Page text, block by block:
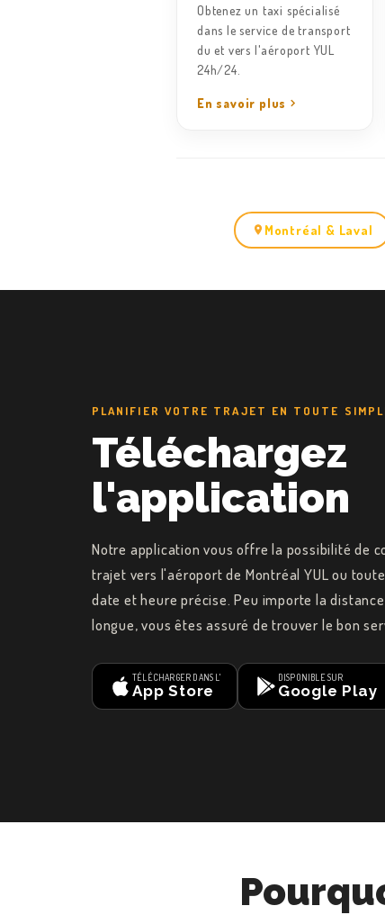
Obtenez un taxi spécialisé
dans le service de transport
du et vers l'aéroport YUL
24h/24.
En savoir plus
Montréal & Laval
PLANIFIER VOTRE TRAJET EN TOUTE
Téléchargez
l'application
Notre application vous offre la possibilité de
trajet vers l'aéroport de Montréal YUL ou
date et heure précise. Peu importe la
longue, vous êtes assuré de trouver le bon
TÉLÉCHARGER DANS L'
App Store
DISPONIBLE SUR
Google Play